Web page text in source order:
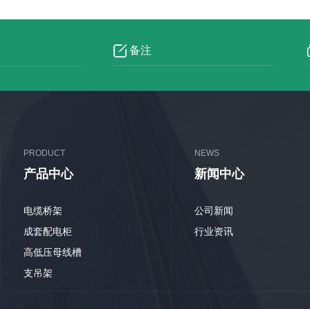
PRODUCT
产品中心
电缆桥架
成套配电柜
高低压母线槽
支吊架
NEWS
新闻中心
公司新闻
行业资讯